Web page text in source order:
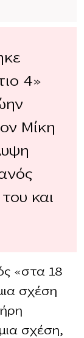
4»
Μίκη
και
«στα 18
σχέση
σχέση,